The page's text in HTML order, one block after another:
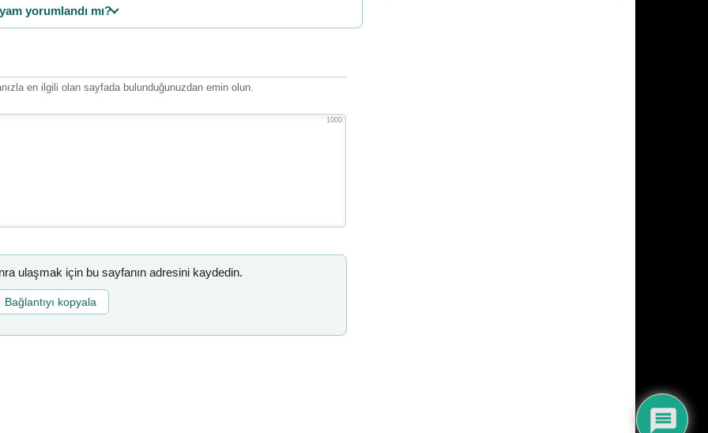
yorumlandı mı?
en ilgili olan sayfada bulunduğunuzdan emin olun.
1000
ulaşmak için bu sayfanın adresini kaydedin.
Bağlantıyı kopyala